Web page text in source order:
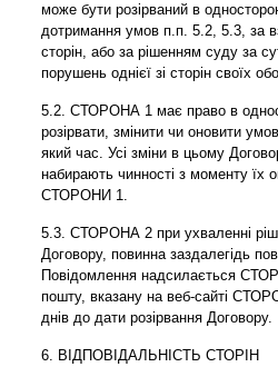
може бути розірваний в
дотримання умов п.п. 5.2, 5.3, за
сторін, або за рішенням суду за
порушень однієї зі сторін своїх
5.2. СТОРОНА 1 має право в
розірвати, змінити чи оновити
який час. Усі зміни в цьому
набирають чинності з моменту їх
СТОРОНИ 1.
5.3. СТОРОНА 2 при ухваленні
Договору, повинна заздалегідь
Повідомлення надсилається
пошту, вказану на веб-сайті
днів до дати розірвання Договору.
6. ВІДПОВІДАЛЬНІСТЬ СТОРІН